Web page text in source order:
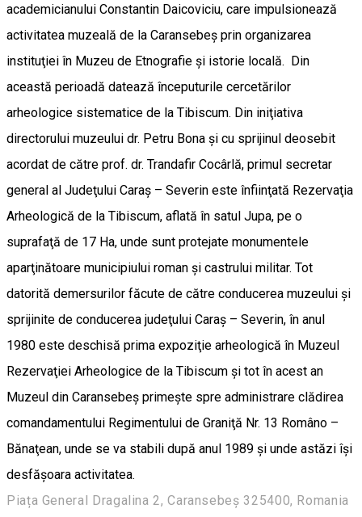
academicianului Constantin Daicoviciu, care impulsionează
activitatea muzeală de la Caransebeş prin organizarea
instituţiei în Muzeu de Etnografie şi istorie locală. Din
această perioadă datează începuturile cercetărilor
arheologice sistematice de la Tibiscum. Din iniţiativa
directorului muzeului dr. Petru Bona şi cu sprijinul deosebit
acordat de către prof. dr. Trandafir Cocârlă, primul secretar
general al Judeţului Caraş – Severin este înfiinţată Rezervaţia
Arheologică de la Tibiscum, aflată în satul Jupa, pe o
suprafaţă de 17 Ha, unde sunt protejate monumentele
aparţinătoare municipiului roman şi castrului militar. Tot
datorită demersurilor făcute de către conducerea muzeului şi
sprijinite de conducerea judeţului Caraş – Severin, în anul
1980 este deschisă prima expoziţie arheologică în Muzeul
Rezervaţiei Arheologice de la Tibiscum şi tot în acest an
Muzeul din Caransebeş primeşte spre administrare clădirea
comandamentului Regimentului de Graniţă Nr. 13 Româno –
Bănaţean, unde se va stabili după anul 1989 şi unde astăzi îşi
desfăşoara activitatea.
Piața General Dragalina 2, Caransebeș 325400, Romania